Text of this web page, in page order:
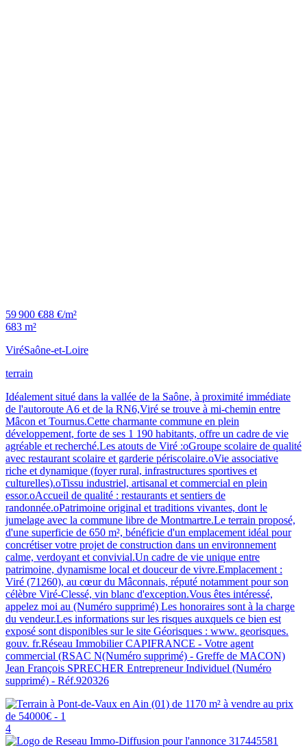
59 900 €88 €/m²
683 m²
ViréSaône-et-Loire
terrain
Idéalement situé dans la vallée de la Saône, à proximité immédiate
de l'autoroute A6 et de la RN6,Viré se trouve à mi-chemin entre
Mâcon et Tournus.Cette charmante commune en plein
développement, forte de ses 1 190 habitants, offre un cadre de vie
agréable et recherché.Les atouts de Viré :oGroupe scolaire de qualité
avec restaurant scolaire et garderie périscolaire.oVie associative
riche et dynamique (foyer rural, infrastructures sportives et
culturelles).oTissu industriel, artisanal et commercial en plein
essor.oAccueil de qualité : restaurants et sentiers de
randonnée.oPatrimoine original et traditions vivantes, dont le
jumelage avec la commune libre de Montmartre.Le terrain proposé,
d'une superficie de 650 m², bénéficie d'un emplacement idéal pour
concrétiser votre projet de construction dans un environnement
calme, verdoyant et convivial.Un cadre de vie unique entre
patrimoine, dynamisme local et douceur de vivre.Emplacement :
Viré (71260), au cœur du Mâconnais, réputé notamment pour son
célèbre Viré-Clessé, vin blanc d'exception.Vous êtes intéressé,
appelez moi au (Numéro supprimé) Les honoraires sont à la charge
du vendeur.Les informations sur les risques auxquels ce bien est
exposé sont disponibles sur le site Géorisques : www. georisques.
gouv. fr.Réseau Immobilier CAPIFRANCE - Votre agent
commercial (RSAC N(Numéro supprimé) - Greffe de MACON)
Jean François SPRECHER Entrepreneur Individuel (Numéro
supprimé) - Réf.920326
4